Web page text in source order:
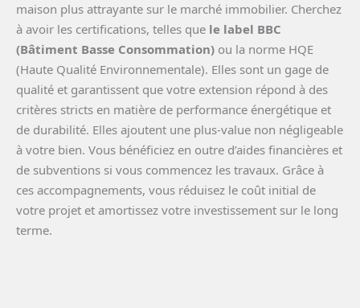
maison plus attrayante sur le marché immobilier. Cherchez
à avoir les certifications, telles que le label BBC
(Bâtiment Basse Consommation) ou la norme HQE
(Haute Qualité Environnementale). Elles sont un gage de
qualité et garantissent que votre extension répond à des
critères stricts en matière de performance énergétique et
de durabilité. Elles ajoutent une plus-value non négligeable
à votre bien. Vous bénéficiez en outre d’aides financières et
de subventions si vous commencez les travaux. Grâce à
ces accompagnements, vous réduisez le coût initial de
votre projet et amortissez votre investissement sur le long
terme.